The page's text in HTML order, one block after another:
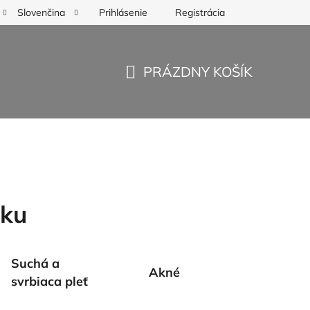
Slovenčina Prihlásenie Registrácia
KOŠÍK
PRÁZDNY KOŠÍK
Suchá a
svrbiaca pleť
Akné